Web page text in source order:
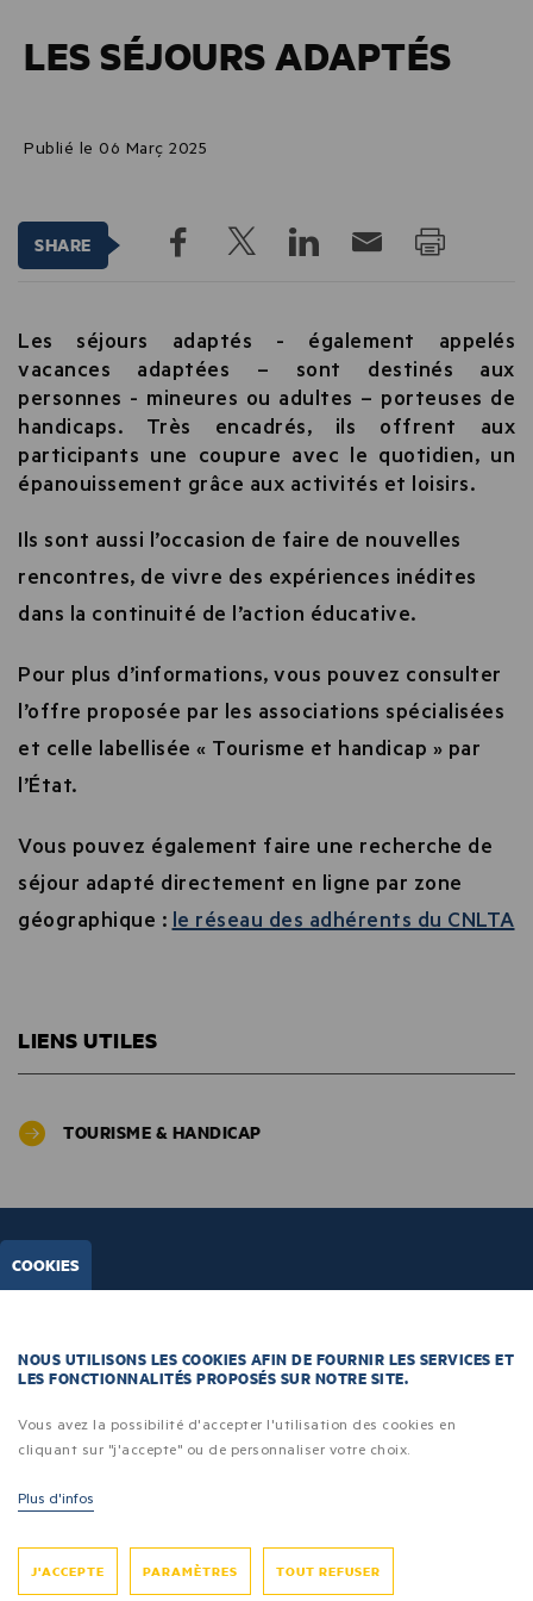
LES SÉJOURS ADAPTÉS
Publié le 06 Març 2025
SHARE
Les séjours adaptés - également appelés
vacances adaptées – sont destinés aux
personnes - mineures ou adultes – porteuses de
handicaps. Très encadrés, ils offrent aux
participants une coupure avec le quotidien, un
épanouissement grâce aux activités et loisirs.
Ils sont aussi l’occasion de faire de nouvelles
rencontres, de vivre des expériences inédites
dans la continuité de l’action éducative.
Pour plus d’informations, vous pouvez consulter
l’offre proposée par les associations spécialisées
et celle labellisée « Tourisme et handicap » par
l’État.
Vous pouvez également faire une recherche de
séjour adapté directement en ligne par zone
géographique : le réseau des adhérents du CNLTA
LIENS UTILES
TOURISME & HANDICAP
COOKIES
NOUS UTILISONS LES COOKIES AFIN DE FOURNIR LES SERVICES ET
LES FONCTIONNALITÉS PROPOSÉS SUR NOTRE SITE.
Vous avez la possibilité d'accepter l'utilisation des cookies en
cliquant sur "j'accepte" ou de personnaliser votre choix.
Plus d'infos
J'ACCEPTE PARAMÈTRES TOUT REFUSER